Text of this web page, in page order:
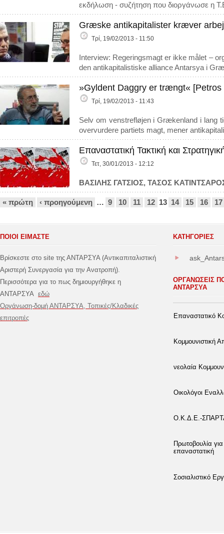
εκδήλωση - συζήτηση που διοργάνωσε η
Græske antikapitalister kræver
Τρί, 19/02/2013 - 11:50
Interview: Regeringsmagt er ikke målet –
den antikapitalistiske alliance Antarsya i
»Gyldent Daggry er trængt« [Petros
Τρί, 19/02/2013 - 11:43
Selv om venstrefløjen i Grækenland i lang
overvurdere partiets magt, mener
Επαναστατική Τακτική και
Τετ, 30/01/2013 - 12:12
ΒΑΣΙΛΗΣ ΓΑΤΣΙΟΣ, ΤΑΣΟΣ
Σελίδες
« πρώτη ‹ προηγούμενη … 9 10 11 12 13 14 15 16 17
ΠΟΙΟΙ ΕΙΜΑΣΤΕ
Βρίσκεστε στο site της ΑΝΤΑΡΣΥΑ (Αντικαπιταλιστική
Αριστερή Συνεργασία για την Ανατροπή).
Περισσότερα για το πως δημιουργήθηκε η
ΑΝΤΑΡΣΥΑ εδώ
Οργάνωση-δομή ΑΝΤΑΡΣΥΑ, Τοπικές/Κλαδικές
επιτροπές
ΚΑΤΗΓΟΡΊΕΣ
ΟΡΓΑΝΩΣΕΙΣ
ΑΝΤΑΡΣΥΑ
Επαναστατικό
Κομμουνιστική
νεολαία
Οικολόγοι
Ο.Κ.Δ.Ε.-
Πρωτοβουλία
επαναστατική
Σοσιαλιστικό